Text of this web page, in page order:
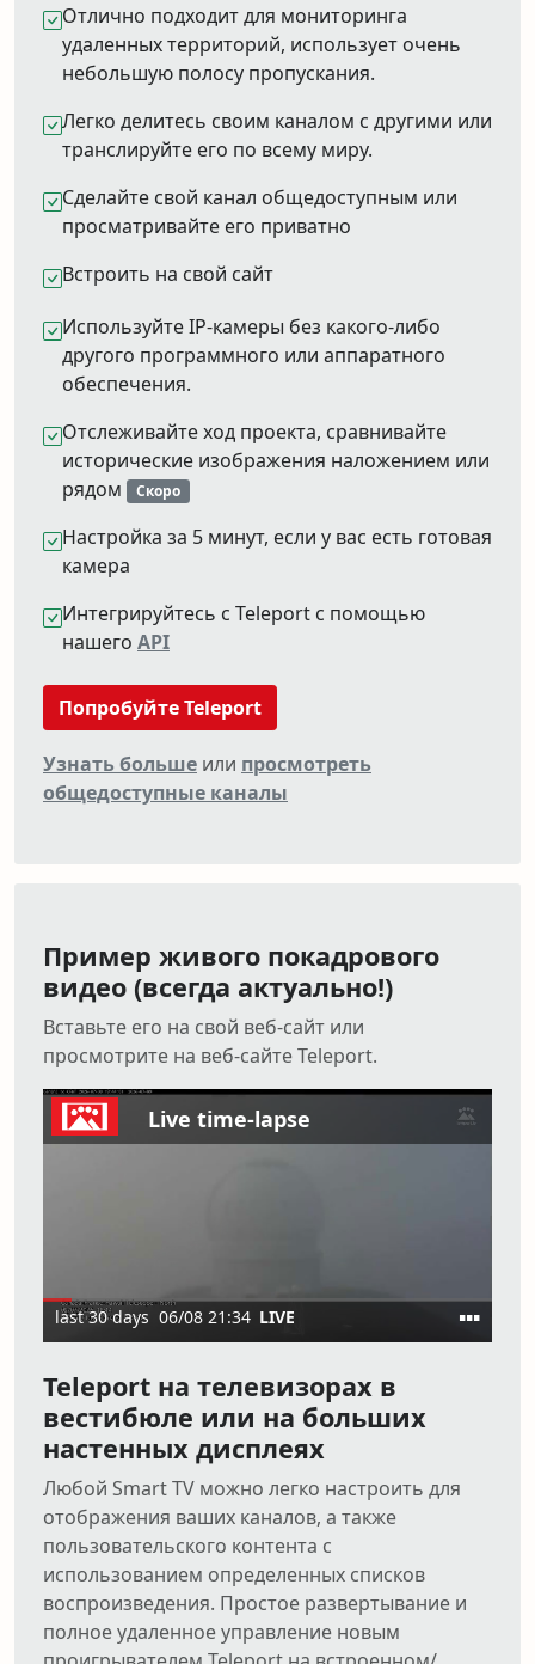
Отлично подходит для мониторинга
удаленных территорий, использует очень
небольшую полосу пропускания.
Легко делитесь своим каналом с другими или
транслируйте его по всему миру.
Сделайте свой канал общедоступным или
просматривайте его приватно
Встроить на свой сайт
Используйте IP-камеры без какого-либо
другого программного или аппаратного
обеспечения.
Отслеживайте ход проекта, сравнивайте
исторические изображения наложением или
рядом
Скоро
Настройка за 5 минут, если у вас есть готовая
камера
Интегрируйтесь с Teleport с помощью
нашего API
Попробуйте Teleport
Узнать больше или просмотреть
общедоступные каналы
Пример живого покадрового
видео (всегда актуально!)
Вставьте его на свой веб-сайт или
просмотрите на веб-сайте Teleport.
Teleport на телевизорах в
вестибюле или на больших
настенных дисплеях
Любой Smart TV можно легко настроить для
отображения ваших каналов, а также
пользовательского контента с
использованием определенных списков
воспроизведения. Простое развертывание и
полное удаленное управление новым